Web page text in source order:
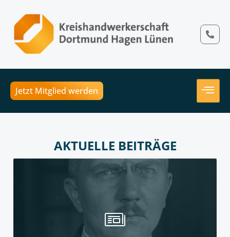
Jetzt Mitglied werden
AKTUELLE BEITRÄGE